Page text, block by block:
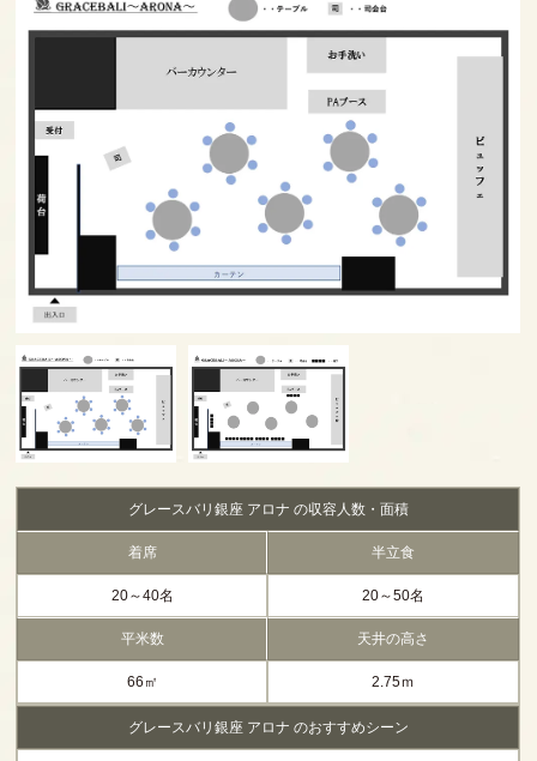
グレースバリ銀座 アロナ の収容人数・面積
着席 半立食
20～40名 20～50名
平米数 天井の高さ
66㎡ 2.75ｍ
グレースバリ銀座 アロナ のおすすめシーン